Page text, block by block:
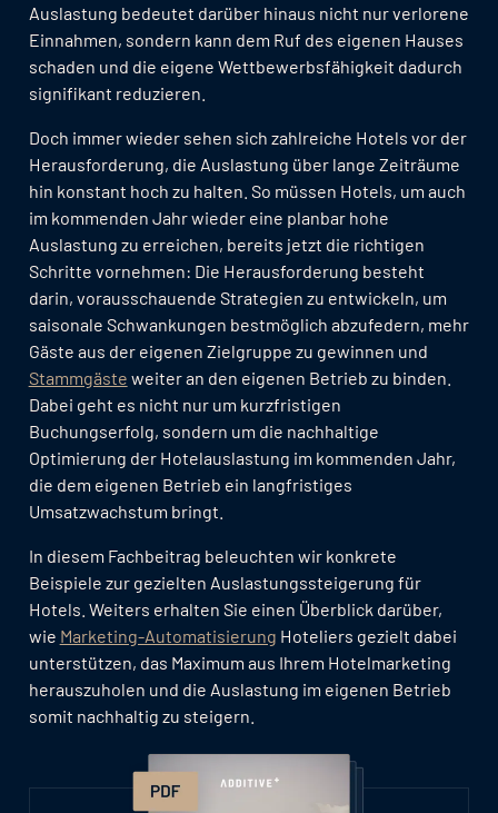
Auslastung bedeutet darüber hinaus nicht nur verlorene
Einnahmen, sondern kann dem Ruf des eigenen Hauses
schaden und die eigene Wettbewerbsfähigkeit dadurch
signifikant reduzieren.
Doch immer wieder sehen sich zahlreiche Hotels vor der
Herausforderung, die Auslastung über lange Zeiträume
hin konstant hoch zu halten. So müssen Hotels, um auch
im kommenden Jahr wieder eine planbar hohe
Auslastung zu erreichen, bereits jetzt die richtigen
Schritte vornehmen: Die Herausforderung besteht
darin, vorausschauende Strategien zu entwickeln, um
saisonale Schwankungen bestmöglich abzufedern, mehr
Gäste aus der eigenen Zielgruppe zu gewinnen und
Stammgäste weiter an den eigenen Betrieb zu binden.
Dabei geht es nicht nur um kurzfristigen
Buchungserfolg, sondern um die nachhaltige
Optimierung der Hotelauslastung im kommenden Jahr,
die dem eigenen Betrieb ein langfristiges
Umsatzwachstum bringt.
In diesem Fachbeitrag beleuchten wir konkrete
Beispiele zur gezielten Auslastungssteigerung für
Hotels. Weiters erhalten Sie einen Überblick darüber,
wie Marketing-Automatisierung Hoteliers gezielt dabei
unterstützen, das Maximum aus Ihrem Hotelmarketing
herauszuholen und die Auslastung im eigenen Betrieb
somit nachhaltig zu steigern.